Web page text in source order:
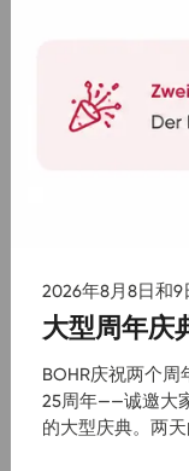
九月 2026
丹麦
大型周年庆
2026年8月8日和9
BOHR庆祝两个
25周年——诚邀大
的大型庆典。两天